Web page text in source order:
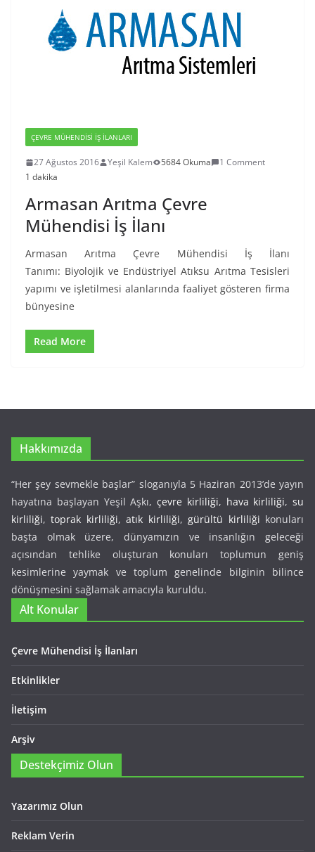
ÇEVRE MÜHENDISI İŞ İLANLARI
27 Ağustos 2016 Yeşil Kalem 5684 Okuma
1 Comment
1 dakika
Armasan Arıtma Çevre
Mühendisi İş İlanı
Armasan Arıtma Çevre Mühendisi İş İlanı
Tanımı: Biyolojik ve Endüstriyel Atıksu Arıtma Tesisleri
yapımı ve işletilmesi alanlarında faaliyet gösteren firma
bünyesine
Read More
Hakkımızda
“Her şey sevmekle başlar” sloganıyla 5 Haziran 2013’de yayın
hayatına başlayan Yeşil Aşkı, çevre kirliliği, hava kirliliği, su
kirliliği,toprak kirliliği,atık kirliliği,gürültü kirliliği konuları
başta olmak üzere, dünyamızın ve insanlığın geleceği
açısından tehlike oluşturan konuları toplumun geniş
kesimlerine yaymak ve toplum genelinde bilginin bilince
dönüşmesini sağlamak amacıyla kuruldu.
Alt Konular
Çevre Mühendisi İş İlanları
Etkinlikler
İletişim
Arşiv
Destekçimiz Olun
Yazarımız Olun
Reklam Verin